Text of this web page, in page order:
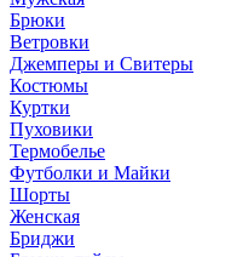
Брюки
Ветровки
Джемперы и Свитеры
Костюмы
Куртки
Пуховики
Термобелье
Футболки и Майки
Шорты
Женская
Бриджи